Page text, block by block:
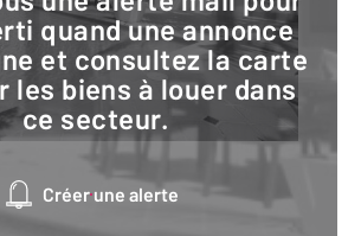
quand une annonce
et consultez la carte
les biens à louer dans
ce secteur.
Créer une alerte